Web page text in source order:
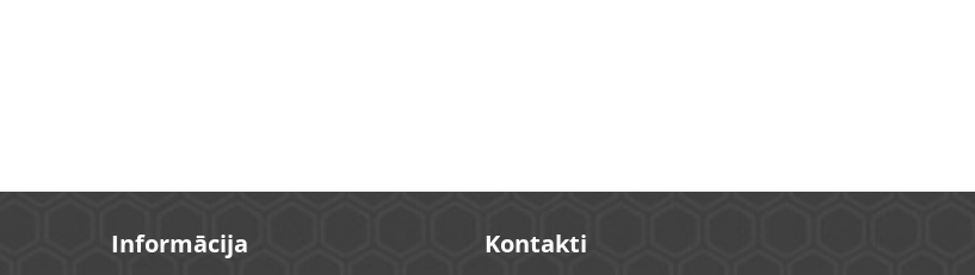
Informācija Kontakti